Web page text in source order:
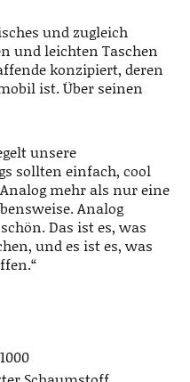
und zugleich
und leichten Taschen
konzipiert, deren
ist. Über seinen
unsere
sollten einfach, cool
mehr als nur eine
Analog
Das ist es, was
und es ist es, was